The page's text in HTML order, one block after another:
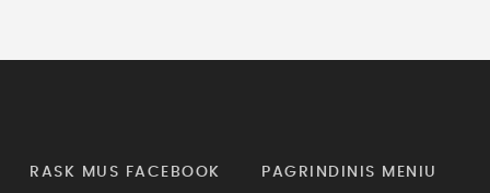
RASK MUS FACEBOOK PAGRINDINIS MENIU